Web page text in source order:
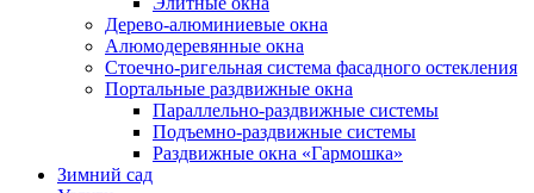
Дерево-алюминиевые окна
Алюмодеревянные окна
Стоечно-ригельная система фасадного остекления
Портальные раздвижные окна
Параллельно-раздвижные системы
Подъемно-раздвижные системы
Раздвижные окна «Гармошка»
Зимний сад